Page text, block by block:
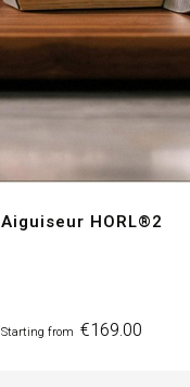
Aiguiseur HORL®2
Starting from Price
€169.00